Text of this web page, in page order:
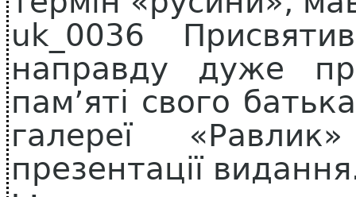
uk_0036
направду дуже
пам’яті свого
галереї
презентації